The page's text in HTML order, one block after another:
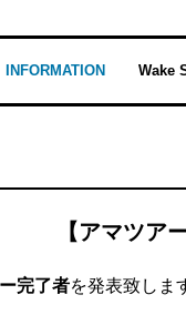
INFORMATION Wake
【アマツア
完了者を発表致しま